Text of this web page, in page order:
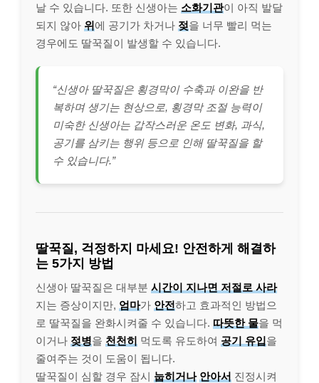
날 수 있습니다. 또한 신생아는 소화기관이 아직 발달
되지 않아 위에 공기가 차거나 젖을 너무 빨리 먹는
경우에도 딸꾹질이 발생할 수 있습니다.
“신생아 딸꾹질은 횡경막이 수축과 이완을 반
복하며 생기는 현상으로, 횡경막 조절 능력이
미숙한 신생아는 갑작스러운 온도 변화, 과식,
공기를 삼키는 행위 등으로 인해 딸꾹질을 할
수 있습니다.”
딸꾹질, 걱정하지 마세요! 안전하게 해결하
는 5가지 방법
신생아 딸꾹질은 대부분 시간이 지나면 저절로 사라
지는 증상이지만, 엄마가 안전하고 효과적인 방법으
로 딸꾹질을 완화시켜줄 수 있습니다. 따뜻한 물을 먹
이거나 젖병을 천천히 먹도록 유도하여 공기 유입을
줄여주는 것이 도움이 됩니다.
딸꾹질이 심할 경우 잠시 눕히거나 안아서 진정시켜